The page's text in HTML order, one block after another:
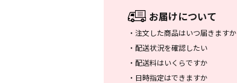
お届けについて
・ 注文した商品はいつ届きますか
・ 配送状況を確認したい
・ 配送料はいくらですか
・ 日時指定はできますか